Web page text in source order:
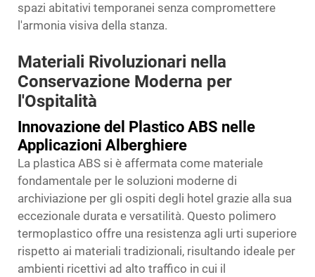
spazi abitativi temporanei senza compromettere
l'armonia visiva della stanza.
Materiali Rivoluzionari nella
Conservazione Moderna per
l'Ospitalità
Innovazione del Plastico ABS nelle
Applicazioni Alberghiere
La plastica ABS si è affermata come materiale
fondamentale per le soluzioni moderne di
archiviazione per gli ospiti degli hotel grazie alla sua
eccezionale durata e versatilità. Questo polimero
termoplastico offre una resistenza agli urti superiore
rispetto ai materiali tradizionali, risultando ideale per
ambienti ricettivi ad alto traffico in cui il